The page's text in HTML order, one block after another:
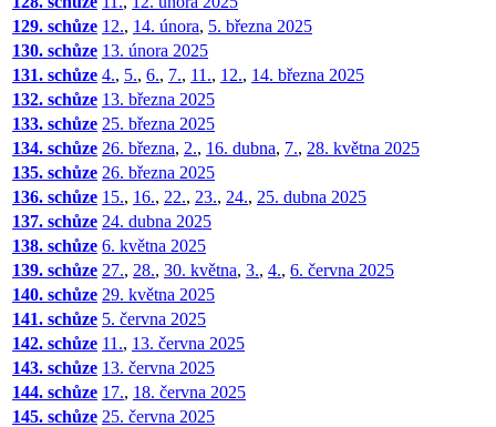
129. schůze 12., 14. února, 5. března 2025
130. schůze 13. února 2025
131. schůze 4., 5., 6., 7., 11., 12., 14. března 2025
132. schůze 13. března 2025
133. schůze 25. března 2025
134. schůze 26. března, 2., 16. dubna, 7., 28. května 2025
135. schůze 26. března 2025
136. schůze 15., 16., 22., 23., 24., 25. dubna 2025
137. schůze 24. dubna 2025
138. schůze 6. května 2025
139. schůze 27., 28., 30. května, 3., 4., 6. června 2025
140. schůze 29. května 2025
141. schůze 5. června 2025
142. schůze 11., 13. června 2025
143. schůze 13. června 2025
144. schůze 17., 18. června 2025
145. schůze 25. června 2025